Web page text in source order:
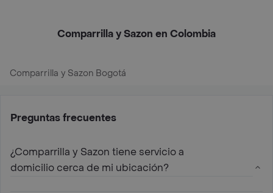
Comparrilla y Sazon en Colombia
Comparrilla y Sazon Bogotá
Preguntas frecuentes
¿Comparrilla y Sazon tiene servicio a
domicilio cerca de mi ubicación?